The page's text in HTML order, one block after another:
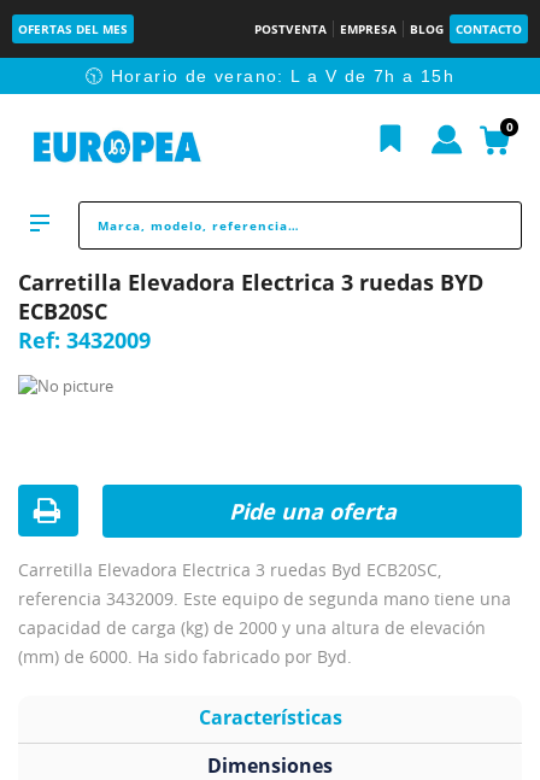
OFERTAS DEL MES POSTVENTA EMPRESA BLOG CONTACTO
🕥 Horario de verano: L a V de 7h a 15h
0
Carretilla Elevadora Electrica 3 ruedas BYD
ECB20SC
Ref: 3432009
Carretilla Elevadora Electrica 3 ruedas Byd ECB20SC,
referencia 3432009. Este equipo de segunda mano tiene una
capacidad de carga (kg) de 2000 y una altura de elevación
(mm) de 6000. Ha sido fabricado por Byd.
Pide una oferta
Características
Dimensiones